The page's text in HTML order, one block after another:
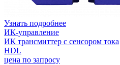
Узнать подробнее
ИК-управление
ИК трансмиттер с сенсором тока
HDL
цена по запросу